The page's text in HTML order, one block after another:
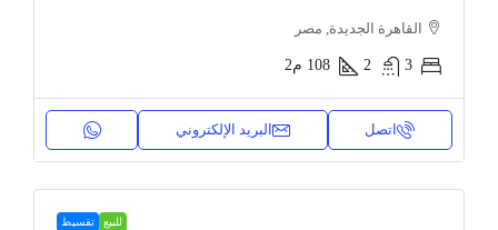
القاهرة الجديدة, مصر
3
2
108 م2
اتصل البريد الإلكتروني
للبيع تقسيط